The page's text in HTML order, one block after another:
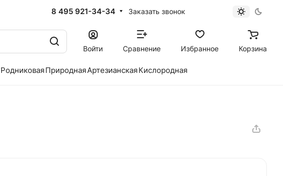
8 495 921-34-34 Заказать звонок
Войти Сравнение Избранное Корзина
РодниковаяПрироднаяАртезианскаяКислородная